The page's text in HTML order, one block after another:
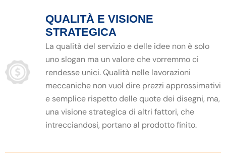
QUALITÀ E VISIONE
STRATEGICA
La qualità del servizio e delle idee non è solo
uno slogan ma un valore che vorremmo ci
rendesse unici. Qualità nelle lavorazioni
meccaniche non vuol dire prezzi approssimativi
e semplice rispetto delle quote dei disegni, ma,
una visione strategica di altri fattori, che
intrecciandosi, portano al prodotto finito.